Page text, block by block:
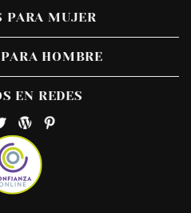
PARA MUJER
HOMBRE
EN REDES